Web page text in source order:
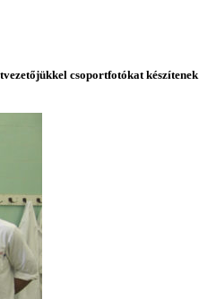
csoportfotókat készítenek